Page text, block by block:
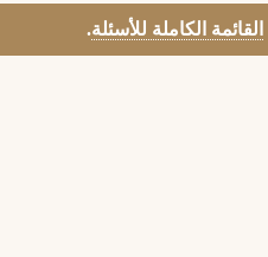
القائمة الكاملة للأسئلة.